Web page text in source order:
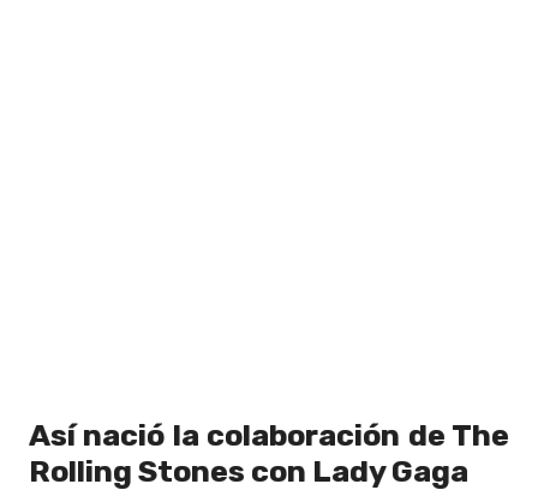
Así nació la colaboración de The
Rolling Stones con Lady Gaga